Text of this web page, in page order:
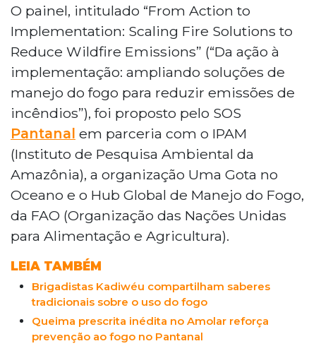
incêndios florestais foi apresentada na SB64,
conferência da ONU realizada em Bonn, na
Alemanha. O SOS Pantanal defendeu o
Manejo Integrado do Fogo como estratégia
climática, em painel que reuniu governos e
cientistas. O documento lançado pelo Brasil na
Cúpula do Clima de Belém já conta com apoio
de 67 países. As propostas devem embasar a
agenda da COP31, prevista para novembro, na
Turquia.
O painel, intitulado “From Action to
Implementation: Scaling Fire Solutions to
Reduce Wildfire Emissions” (“Da ação à
implementação: ampliando soluções de
manejo do fogo para reduzir emissões de
incêndios”), foi proposto pelo SOS
Pantanal em parceria com o IPAM
(Instituto de Pesquisa Ambiental da
Amazônia), a organização Uma Gota no
Oceano e o Hub Global de Manejo do Fogo,
da FAO (Organização das Nações Unidas
para Alimentação e Agricultura).
LEIA TAMBÉM
Brigadistas Kadiwéu compartilham saberes
tradicionais sobre o uso do fogo
Queima prescrita inédita no Amolar reforça
prevenção ao fogo no Pantanal